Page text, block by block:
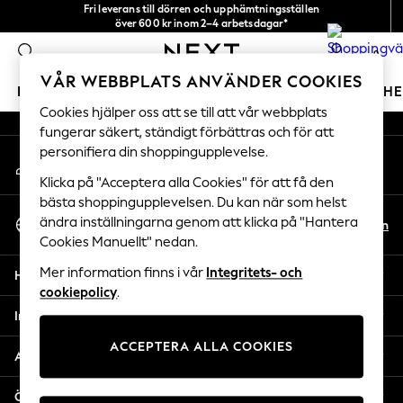
Fri leverans till dörren och upphämtningsställen
över 600 kr inom 2–4 arbetsdagar*
0
FLICKOR POJKAR BABY DAMER HERRAR
GIRLS
New In
50 - 92cm
98 - 110cm
116 - 134cm
140 - 174cm
Trending: Top & Short Sets
Trending: Clogs
All Clothing
Coats & Jackets
Sweatshirts & Hoodies
An error occurred on client
Våra sociala nätverk
Mitt konto
Logga in på ditt konto
Välj Språk
Svenska
Sv En
Hjälp
Integritet & Juridik
Avdelningar
Övriga tjänster
VÅR WEBBPLATS ANVÄNDER COOKIES
Cookies hjälper oss att se till att vår webbplats
fungerar säkert, ständigt förbättras och för att
personifiera din shoppingupplevelse.
Klicka på "Acceptera alla Cookies" för att få den
bästa shoppingupplevelsen. Du kan när som helst
ändra inställningarna genom att klicka på "Hantera
Cookies Manuellt" nedan.
Mer information finns i vår Integritets- och
cookiepolicy.
ACCEPTERA ALLA COOKIES